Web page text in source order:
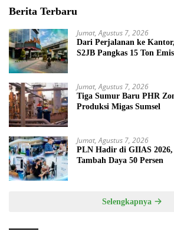
Berita Terbaru
Jumat, Agustus 7, 2026
Dari Perjalanan ke
S2JB Pangkas 15 Ton
Jumat, Agustus 7, 2026
Tiga Sumur Baru PHR
Produksi Migas Sumsel
Jumat, Agustus 7, 2026
PLN Hadir di GIIAS
Tambah Daya 50 Persen
Selengkapnya